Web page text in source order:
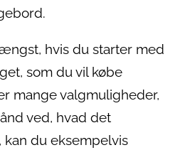
hvis du starter med
som du vil købe
mange valgmuligheder,
ved, hvad det
kan du eksempelvis